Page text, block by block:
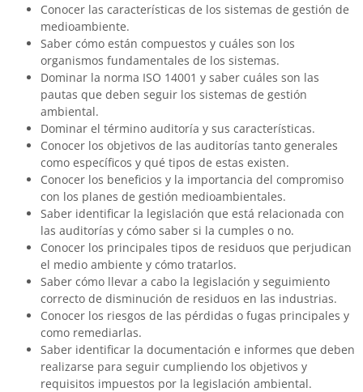
Conocer las características de los sistemas de gestión de
medioambiente.
Saber cómo están compuestos y cuáles son los
organismos fundamentales de los sistemas.
Dominar la norma ISO 14001 y saber cuáles son las
pautas que deben seguir los sistemas de gestión
ambiental.
Dominar el término auditoría y sus características.
Conocer los objetivos de las auditorías tanto generales
como específicos y qué tipos de estas existen.
Conocer los beneficios y la importancia del compromiso
con los planes de gestión medioambientales.
Saber identificar la legislación que está relacionada con
las auditorías y cómo saber si la cumples o no.
Conocer los principales tipos de residuos que perjudican
el medio ambiente y cómo tratarlos.
Saber cómo llevar a cabo la legislación y seguimiento
correcto de disminución de residuos en las industrias.
Conocer los riesgos de las pérdidas o fugas principales y
como remediarlas.
Saber identificar la documentación e informes que deben
realizarse para seguir cumpliendo los objetivos y
requisitos impuestos por la legislación ambiental.